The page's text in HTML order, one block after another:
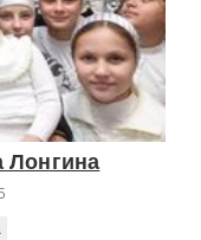
Лонгина